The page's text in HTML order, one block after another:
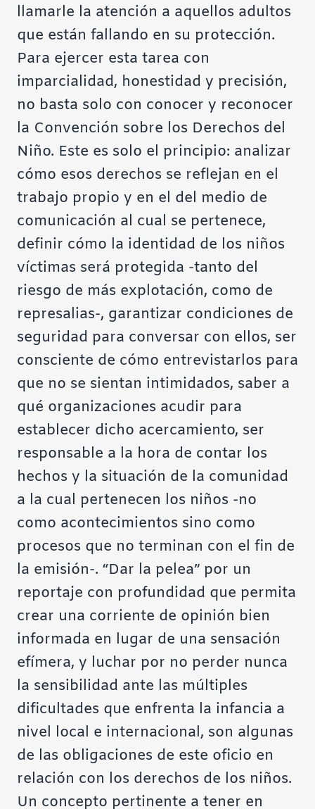
llamarle la atención a aquellos adultos
que están fallando en su protección.
Para ejercer esta tarea con
imparcialidad, honestidad y precisión,
no basta solo con conocer y reconocer
la Convención sobre los Derechos del
Niño. Este es solo el principio: analizar
cómo esos derechos se reflejan en el
trabajo propio y en el del medio de
comunicación al cual se pertenece,
definir cómo la identidad de los niños
víctimas será protegida -tanto del
riesgo de más explotación, como de
represalias-, garantizar condiciones de
seguridad para conversar con ellos, ser
consciente de cómo entrevistarlos para
que no se sientan intimidados, saber a
qué organizaciones acudir para
establecer dicho acercamiento, ser
responsable a la hora de contar los
hechos y la situación de la comunidad
a la cual pertenecen los niños -no
como acontecimientos sino como
procesos que no terminan con el fin de
la emisión-. “Dar la pelea” por un
reportaje con profundidad que permita
crear una corriente de opinión bien
informada en lugar de una sensación
efímera, y luchar por no perder nunca
la sensibilidad ante las múltiples
dificultades que enfrenta la infancia a
nivel local e internacional, son algunas
de las obligaciones de este oficio en
relación con los derechos de los niños.
Un concepto pertinente a tener en